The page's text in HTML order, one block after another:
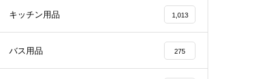
キッチン用品 1,013
バス用品 275